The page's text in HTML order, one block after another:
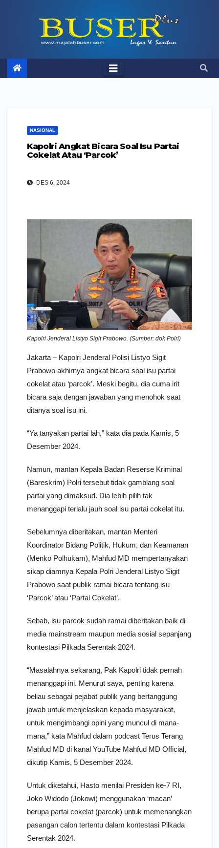
NASIONAL
Kapolri Angkat Bicara Soal Isu Partai
Cokelat Atau ‘Parcok’
DES 6, 2024
Kapolri Jenderal Listyo Sigit Prabowo. (Sumber: dok Polri)
Jakarta – Kapolri Jenderal Polisi Listyo Sigit
Prabowo akhirnya angkat bicara soal isu partai
cokelat atau ‘parcok’. Meski begitu, dia cuma irit
bicara saja dengan jawaban yang menohok saat
ditanya soal isu ini.
“Ya tanyakan partai lah,” kata dia pada Kamis, 5
Desember 2024.
Namun, mantan Kepala Badan Reserse Kriminal
(Bareskrim) Polri tersebut tidak gamblang soal
partai yang dimaksud. Dia lebih pilih tak
menanggapi terlalu jauh soal isu partai cokelat itu.
Sebelumnya diberitakan, mantan Menteri
Koordinator Bidang Politik, Hukum, dan Keamanan
(Menko Polhukam), Mahfud MD mempertanyakan
sikap diamnya Kepala Polri Jenderal Listyo Sigit
Prabowo saat publik ramai bicara tentang isu
‘Parcok’ atau ‘Partai Cokelat’.
Sebab, isu parcok sudah ramai diberitakan baik di
media mainstream maupun media sosial sepanjang
kontestasi Pilkada Serentak 2024.
“Masalahnya sekarang, Pak Kapolri tidak pernah
menanggapi ini. Menurut saya, penting karena
beliau sebagai pejabat publik yang bertanggung
jawab untuk menjelaskan kepada masyarakat,
untuk mengimbangi opini yang muncul di mana-
mana,” kata Mahfud dalam podcast Terus Terang
Mahfud MD di kanal YouTube Mahfud MD Official,
dikutip Kamis, 5 Desember 2024.
Untuk diketahui, Hasto menilai Presiden ke-7 RI,
Joko Widodo (Jokowi) menggunakan ‘macan’
berupa partai cokelat (parcok) untuk memenangkan
pasangan calon tertentu dalam kontestasi Pilkada
Serentak 2024.